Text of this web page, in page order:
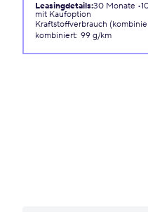
Leasingdetails:30 Monate
mit Kaufoption
Kraftstoffverbrauch
kombiniert: 99 g/km